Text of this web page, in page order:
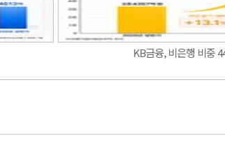
KB금융, 비은행 비